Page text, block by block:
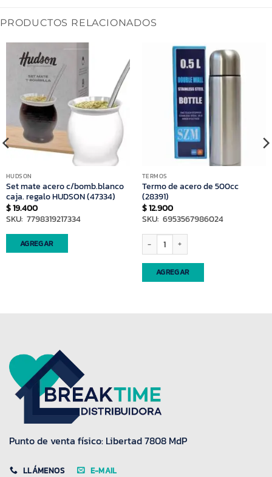
PRODUCTOS RELACIONADOS
HUDSON
Set mate acero c/bomb.blanco
caja. regalo HUDSON (47334)
$19.400
SKU: 7798319217334
AGREGAR
TERMOS
Termo de acero de 500cc
(28391)
$12.900
SKU: 6953567986024
Termo de acero de 500cc (28391)
AGREGAR
cantidad
Punto de venta físico: Libertad 7808 MdP
LLÁMENOS E-MAIL